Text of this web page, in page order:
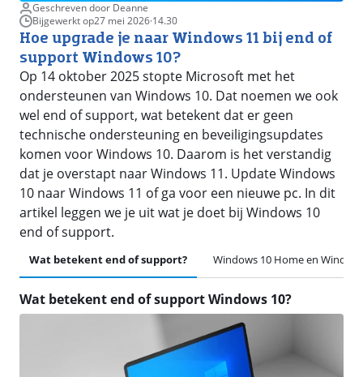
Geschreven door Deanne
Bijgewerkt op27 mei 2026·14.30
Hoe upgrade je naar Windows 11 bij end of
support Windows 10?
Op 14 oktober 2025 stopte Microsoft met het
ondersteunen van Windows 10. Dat noemen we ook
wel end of support, wat betekent dat er geen
technische ondersteuning en beveiligingsupdates
komen voor Windows 10. Daarom is het verstandig
dat je overstapt naar Windows 11. Update Windows
10 naar Windows 11 of ga voor een nieuwe pc. In dit
artikel leggen we je uit wat je doet bij Windows 10
end of support.
Wat betekent end of support? Windows 10 Home en
Wat betekent end of support Windows 10?